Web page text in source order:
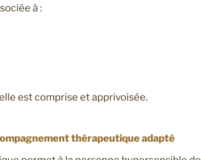
à :
est comprise et apprivoisée.
thérapeutique adapté